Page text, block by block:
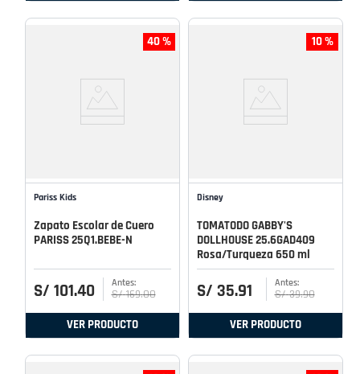
40 %
Pariss Kids
Zapato Escolar de Cuero
PARISS 25Q1.BEBE-N
S/ 101.40 S/ 169.00
VER PRODUCTO
10 %
Disney
TOMATODO GABBY'S
DOLLHOUSE 25.6GAD409
Rosa/Turqueza 650 ml
S/ 35.91 S/ 39.90
VER PRODUCTO